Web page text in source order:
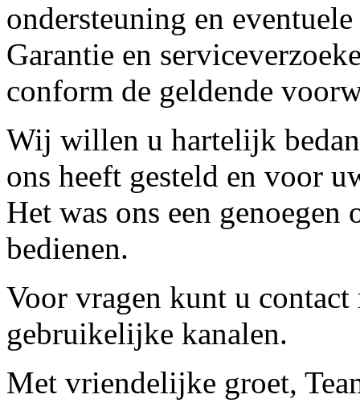
ondersteuning en
Garantie en
conform de geldende
Wij willen u hartelijk
ons heeft gesteld en voor
Het was ons een
bedienen.
Voor vragen kunt u contact
gebruikelijke kanalen.
Met vriendelijke groet,